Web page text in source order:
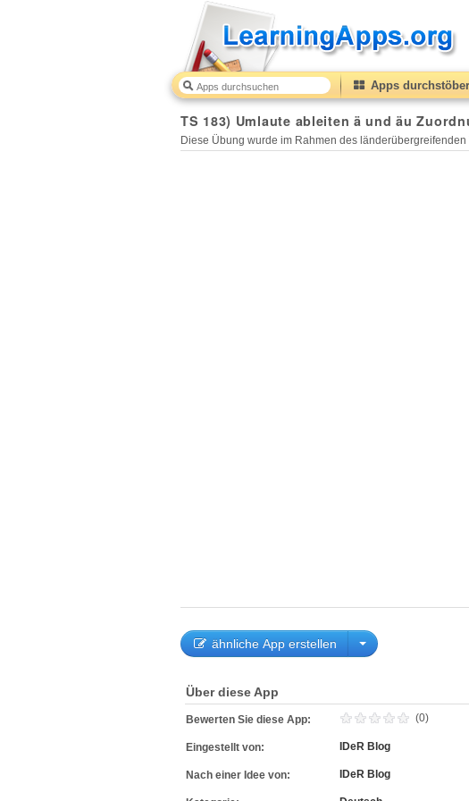
Apps
TS 183) Umlaute ableiten ä und äu
Diese Übung wurde im Rahmen des
ähnliche App erstellen
Über diese App
Bewerten Sie diese App: (0)
Eingestellt von: IDeR Blog
Nach einer Idee von: IDeR Blog